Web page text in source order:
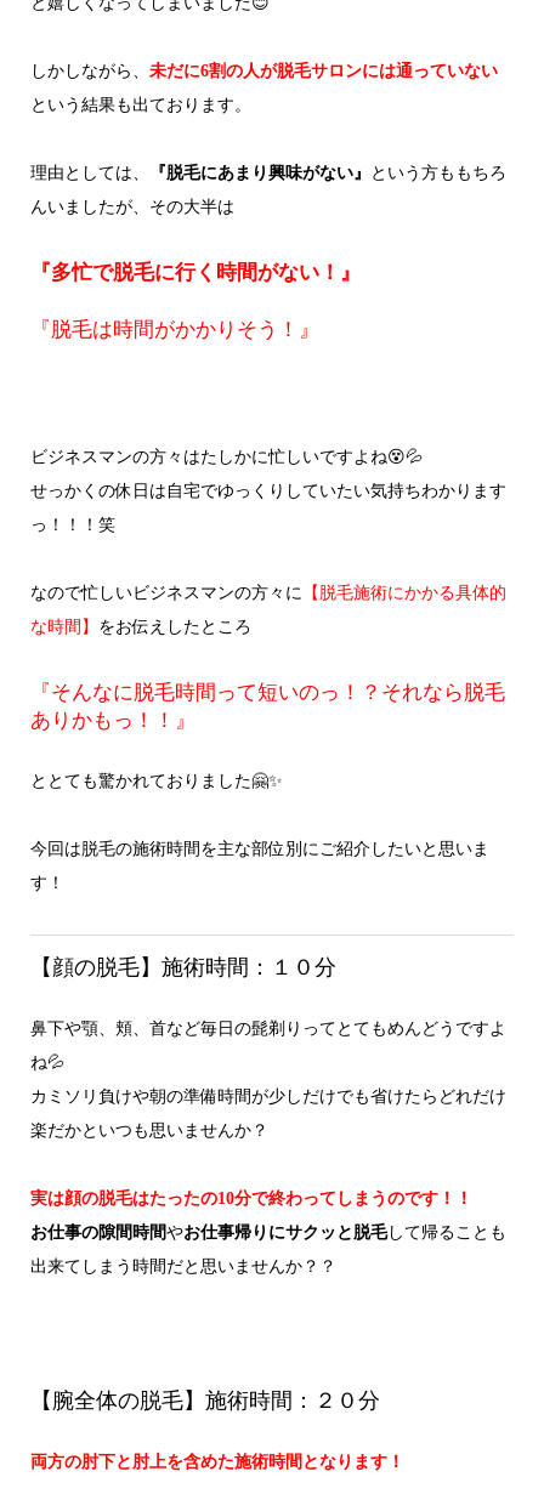
しかしながら、 未だに6割の人が脱毛サロンには通っていない
という結果も出ております。
理由としては、 『脱毛にあまり興味がない』
という方ももちろ
んいましたが、その大半は
『多忙で脱毛に行く時間がない！』
『脱毛は時間がかかりそう！』
ビジネスマンの方々はたしかに忙しいですよね😵💦
せっかくの休日は自宅でゆっくりしていたい気持ちわかります
っ！！！笑
なので忙しいビジネスマンの方々に 【脱毛施術にかかる具体的
な時間】 をお伝えしたところ
『そんなに脱毛時間って短いのっ！？それなら脱毛
ありかもっ！！』
ととても驚かれておりました🤗✨
今回は脱毛の施術時間を主な部位別にご紹介したいと思いま
す！
【顔の脱毛】施術時間：１０分
鼻下や顎、頬、首など毎日の髭剃りってとてもめんどうですよ
ね💦
カミソリ負けや朝の準備時間が少しだけでも省けたらどれだけ
楽だかといつも思いませんか？
実は顔の脱毛はたったの10分で終わってしまうのです！！
お仕事の隙間時間やお仕事帰りにサクッと脱毛して帰ることも
出来てしまう時間だと思いませんか？？
【腕全体の脱毛】施術時間：２０分
両方の肘下と肘上を含めた施術時間となります！